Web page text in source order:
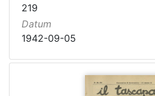
219
Datum
1942-09-05